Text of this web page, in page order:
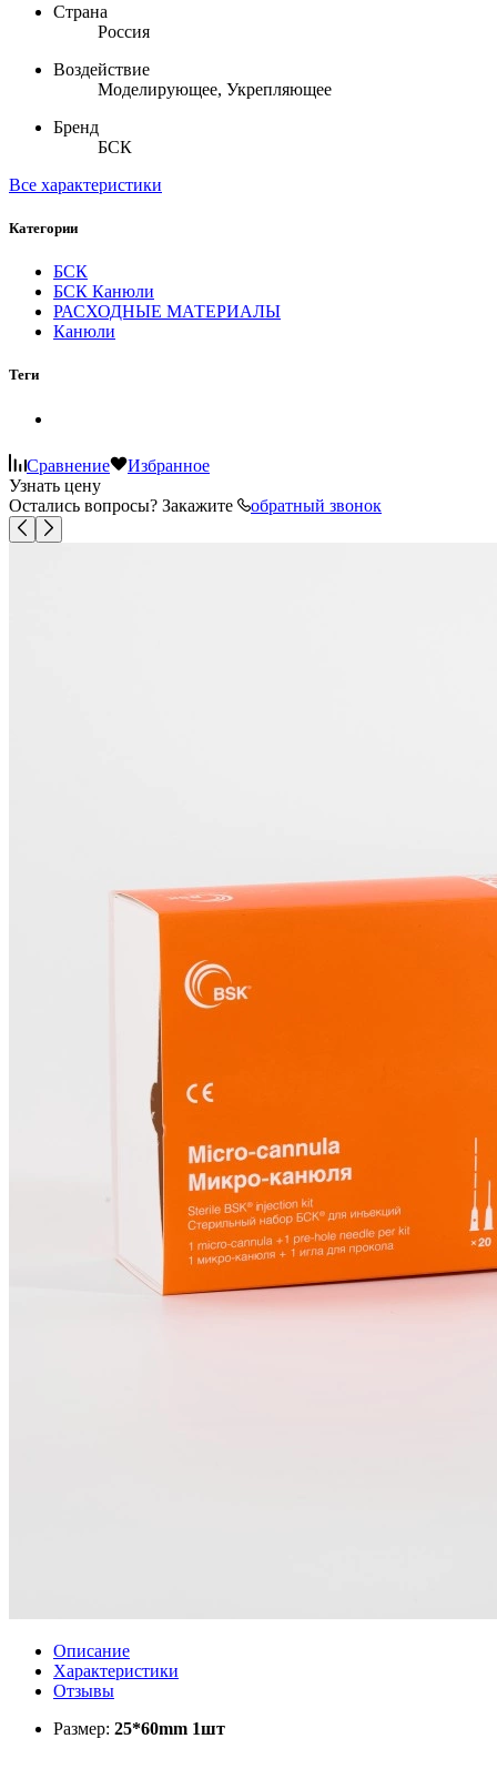
Страна
Россия
Воздействие
Моделирующее, Укрепляющее
Бренд
БСК
Все характеристики
Категории
БСК
БСК Канюли
РАСХОДНЫЕ МАТЕРИАЛЫ
Канюли
Теги
Сравнение
Избранное
Узнать цену
Остались вопросы? Закажите
обратный звонок
Описание
Характеристики
Отзывы
Размер: 25*60mm 1шт